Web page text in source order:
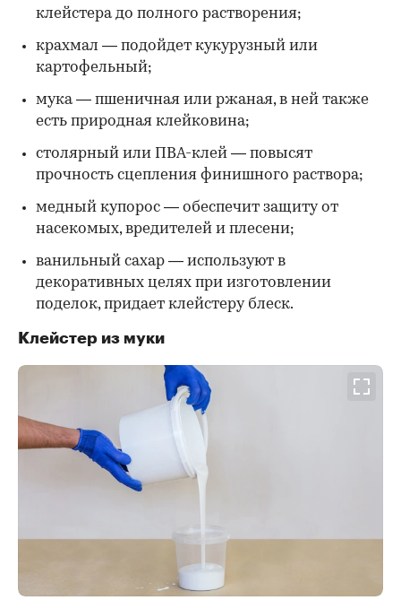
клейстера до полного растворения;
крахмал — подойдет кукурузный или
картофельный;
мука — пшеничная или ржаная, в ней также
есть природная клейковина;
столярный или ПВА-клей — повысят
прочность сцепления финишного раствора;
медный купорос — обеспечит защиту от
насекомых, вредителей и плесени;
ванильный сахар — используют в
декоративных целях при изготовлении
поделок, придает клейстеру блеск.
Клейстер из муки